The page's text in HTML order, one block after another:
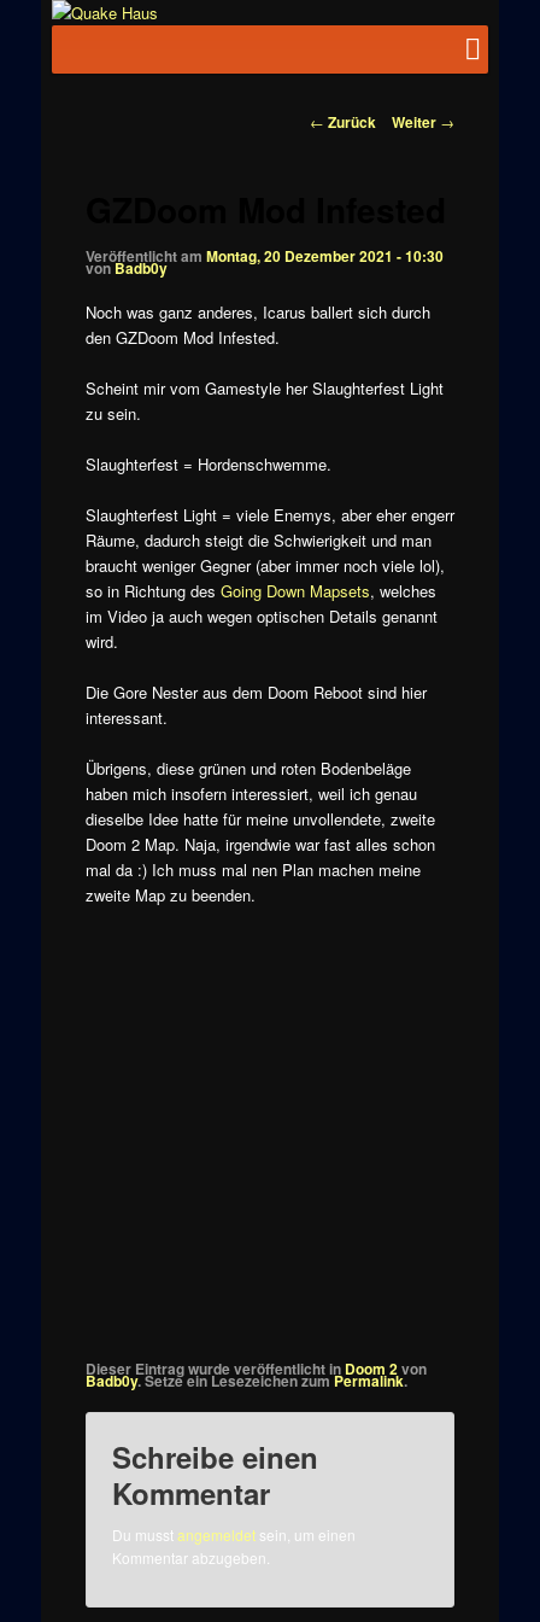
News zu
Beitragsnavigation
← Zurück Weiter →
Veröffentlicht am Montag, 20 Dezember 2021 - 10:30
vonBadb0y
Noch was ganz anderes, Icarus ballert sich durch
den GZDoom Mod Infested.
Scheint mir vom Gamestyle her Slaughterfest Light
zu sein.
Slaughterfest = Hordenschwemme.
Slaughterfest Light = viele Enemys, aber eher engerr
Räume, dadurch steigt die Schwierigkeit und man
braucht weniger Gegner (aber immer noch viele lol),
so in Richtung des Going Down Mapsets, welches
im Video ja auch wegen optischen Details genannt
wird.
Die Gore Nester aus dem Doom Reboot sind hier
interessant.
Übrigens, diese grünen und roten Bodenbeläge
haben mich insofern interessiert, weil ich genau
dieselbe Idee hatte für meine unvollendete, zweite
Doom 2 Map. Naja, irgendwie war fast alles schon
mal da :) Ich muss mal nen Plan machen meine
zweite Map zu beenden.
Dieser Eintrag wurde veröffentlicht in Doom 2von
Badb0y. Setze ein Lesezeichen zumPermalink.
Schreibe einen
Kommentar
Du musstangemeldetsein, um einen
Kommentar abzugeben.